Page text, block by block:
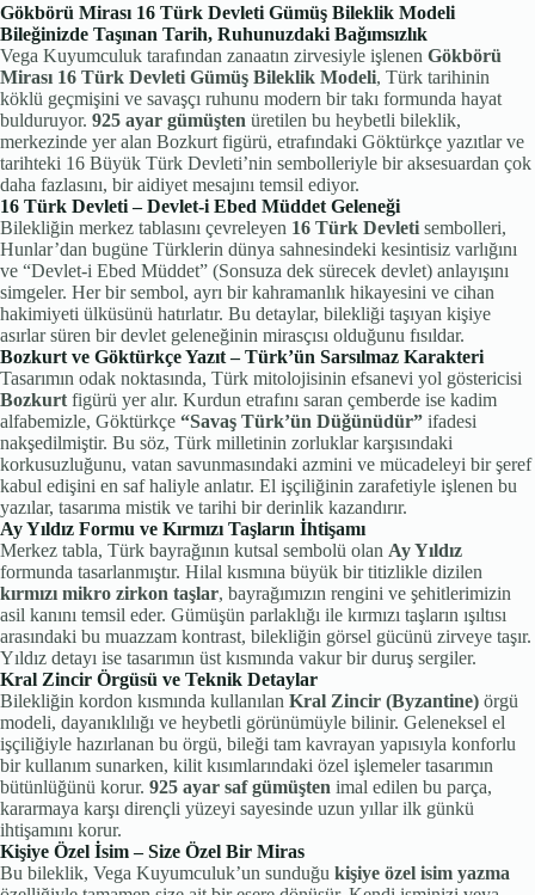
Gökbörü Mirası 16 Türk Devleti Gümüş Bileklik Modeli
Bileğinizde Taşınan Tarih, Ruhunuzdaki Bağımsızlık
Vega Kuyumculuk tarafından zanaatın zirvesiyle işlenen Gökbörü
Mirası 16 Türk Devleti Gümüş Bileklik Modeli, Türk tarihinin
köklü geçmişini ve savaşçı ruhunu modern bir takı formunda hayat
bulduruyor. 925 ayar gümüşten üretilen bu heybetli bileklik,
merkezinde yer alan Bozkurt figürü, etrafındaki Göktürkçe yazıtlar ve
tarihteki 16 Büyük Türk Devleti’nin sembolleriyle bir aksesuardan çok
daha fazlasını, bir aidiyet mesajını temsil ediyor.
16 Türk Devleti – Devlet-i Ebed Müddet Geleneği
Bilekliğin merkez tablasını çevreleyen 16 Türk Devleti sembolleri,
Hunlar’dan bugüne Türklerin dünya sahnesindeki kesintisiz varlığını
ve “Devlet-i Ebed Müddet” (Sonsuza dek sürecek devlet) anlayışını
simgeler. Her bir sembol, ayrı bir kahramanlık hikayesini ve cihan
hakimiyeti ülküsünü hatırlatır. Bu detaylar, bilekliği taşıyan kişiye
asırlar süren bir devlet geleneğinin mirasçısı olduğunu fısıldar.
Bozkurt ve Göktürkçe Yazıt – Türk’ün Sarsılmaz Karakteri
Tasarımın odak noktasında, Türk mitolojisinin efsanevi yol göstericisi
Bozkurt figürü yer alır. Kurdun etrafını saran çemberde ise kadim
alfabemizle, Göktürkçe “Savaş Türk’ün Düğünüdür” ifadesi
nakşedilmiştir. Bu söz, Türk milletinin zorluklar karşısındaki
korkusuzluğunu, vatan savunmasındaki azmini ve mücadeleyi bir şeref
kabul edişini en saf haliyle anlatır. El işçiliğinin zarafetiyle işlenen bu
yazılar, tasarıma mistik ve tarihi bir derinlik kazandırır.
Ay Yıldız Formu ve Kırmızı Taşların İhtişamı
Merkez tabla, Türk bayrağının kutsal sembolü olan Ay Yıldız
formunda tasarlanmıştır. Hilal kısmına büyük bir titizlikle dizilen
kırmızı mikro zirkon taşlar, bayrağımızın rengini ve şehitlerimizin
asil kanını temsil eder. Gümüşün parlaklığı ile kırmızı taşların ışıltısı
arasındaki bu muazzam kontrast, bilekliğin görsel gücünü zirveye taşır.
Yıldız detayı ise tasarımın üst kısmında vakur bir duruş sergiler.
Kral Zincir Örgüsü ve Teknik Detaylar
Bilekliğin kordon kısmında kullanılan Kral Zincir (Byzantine) örgü
modeli, dayanıklılığı ve heybetli görünümüyle bilinir. Geleneksel el
işçiliğiyle hazırlanan bu örgü, bileği tam kavrayan yapısıyla konforlu
bir kullanım sunarken, kilit kısımlarındaki özel işlemeler tasarımın
bütünlüğünü korur. 925 ayar saf gümüşten imal edilen bu parça,
kararmaya karşı dirençli yüzeyi sayesinde uzun yıllar ilk günkü
ihtişamını korur.
Kişiye Özel İsim – Size Özel Bir Miras
Bu bileklik, Vega Kuyumculuk’un sunduğu kişiye özel isim yazma